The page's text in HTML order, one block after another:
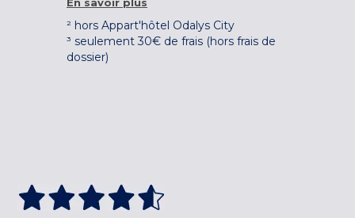
² hors Appart'hôtel Odalys City
³ seulement 30€ de frais (hors frais de
dossier)